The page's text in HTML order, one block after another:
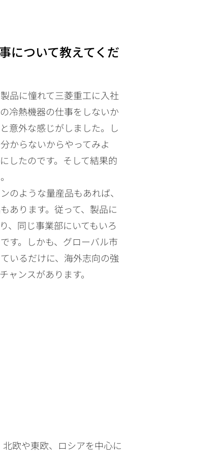
について教えてくだ
品に憧れて三菱重工に入社
冷熱機器の仕事をしないか
意外な感じがしました。し
からないからやってみよ
したのです。そして結果的
のような量産品もあれば、
あります。従って、製品に
、同じ事業部にいてもいろ
す。しかも、グローバル市
いるだけに、海外志向の強
ャンスがあります。
欧や東欧、ロシアを中心に